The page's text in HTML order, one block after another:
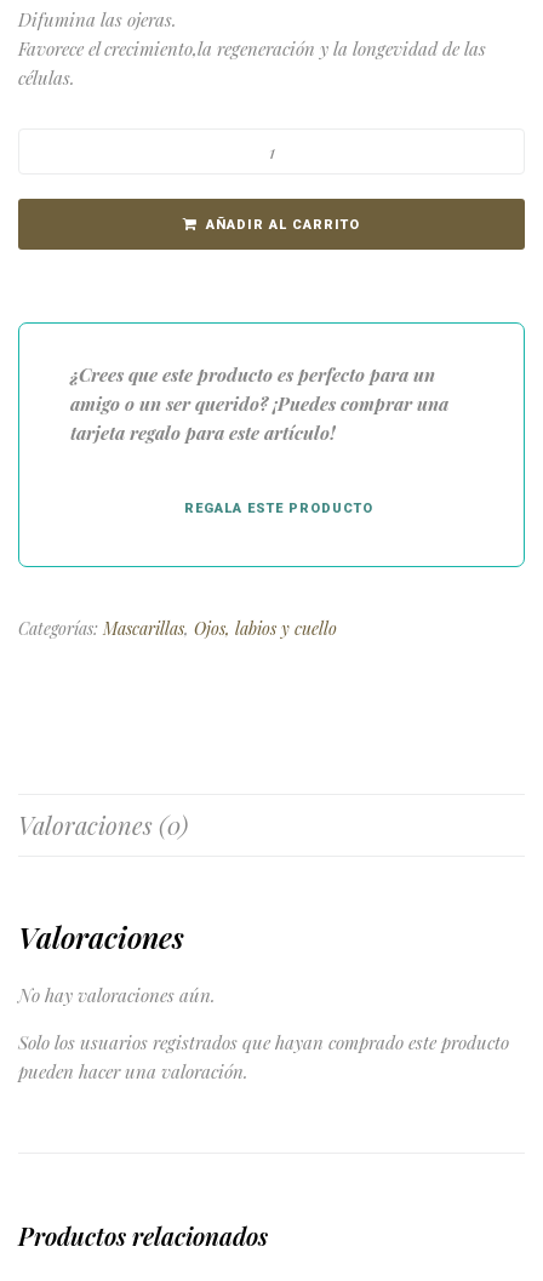
Difumina las ojeras.
Favorece el crecimiento,la regeneración y la longevidad de las
células.
AÑADIR AL CARRITO
¿Crees que este producto es perfecto para un
amigo o un ser querido? ¡Puedes comprar una
tarjeta regalo para este artículo!
REGALA ESTE PRODUCTO
Categorías:Mascarillas, Ojos, labios y cuello
Valoraciones (0)
Valoraciones
No hay valoraciones aún.
Solo los usuarios registrados que hayan comprado este producto
pueden hacer una valoración.
Productos relacionados